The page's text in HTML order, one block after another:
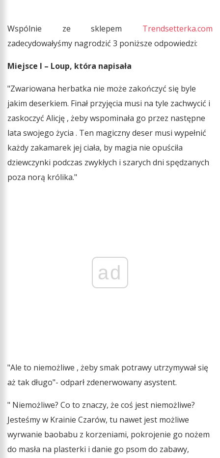
Wspólnie ze sklepem Trendsetterka.com
zadecydowałyśmy nagrodzić 3 poniższe odpowiedzi:
Miejsce I – Loup, która napisała
"Zwariowana herbatka nie może zakończyć się byle
jakim deserkiem. Finał przyjęcia musi na tyle zachwycić i
zaskoczyć Alicję , żeby wspominała go przez następne
lata swojego życia . Ten magiczny deser musi wypełnić
każdy zakamarek jej ciała, by magia nie opuściła
dziewczynki podczas zwykłych i szarych dni spędzanych
poza norą królika."
ad
"Ale to niemożliwe , żeby smak potrawy utrzymywał się
aż tak długo"- odparł zdenerwowany asystent.
" Niemożliwe? Co to znaczy, że coś jest niemożliwe?
Jesteśmy w Krainie Czarów, tu nawet jest możliwe
wyrwanie baobabu z korzeniami, pokrojenie go nożem
do masła na plasterki i danie go psom do zabawy,